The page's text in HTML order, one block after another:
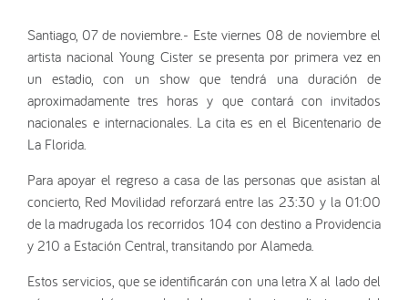
Santiago, 07 de noviembre.- Este viernes 08 de noviembre el
artista nacional Young Cister se presenta por primera vez en
un estadio, con un show que tendrá una duración de
aproximadamente tres horas y que contará con invitados
nacionales e internacionales. La cita es en el Bicentenario de
La Florida.
Para apoyar el regreso a casa de las personas que asistan al
concierto, Red Movilidad reforzará entre las 23:30 y la 01:00
de la madrugada los recorridos 104 con destino a Providencia
y 210 a Estación Central, transitando por Alameda.
Estos servicios, que se identificarán con una letra X al lado del